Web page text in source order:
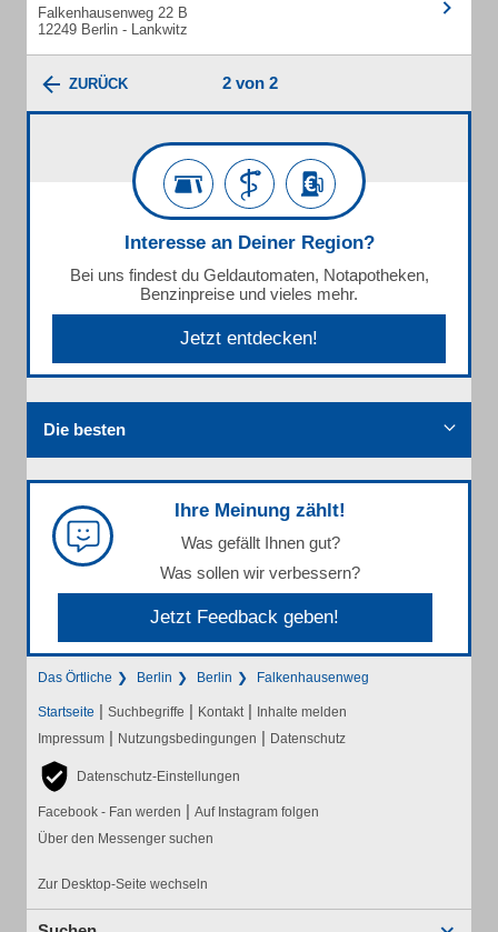
Falkenhausenweg 22 B
12249 Berlin - Lankwitz
ZURÜCK 2 von 2
Interesse an Deiner Region?
Bei uns findest du Geldautomaten, Notapotheken,
Benzinpreise und vieles mehr.
Jetzt entdecken!
Die besten
Ihre Meinung zählt!
Was gefällt Ihnen gut?
Was sollen wir verbessern?
Jetzt Feedback geben!
Das Örtliche Berlin Berlin Falkenhausenweg
Startseite | Suchbegriffe | Kontakt | Inhalte melden
Impressum | Nutzungsbedingungen | Datenschutz
Datenschutz-Einstellungen
Facebook - Fan werden | Auf Instagram folgen
Über den Messenger suchen
Zur Desktop-Seite wechseln